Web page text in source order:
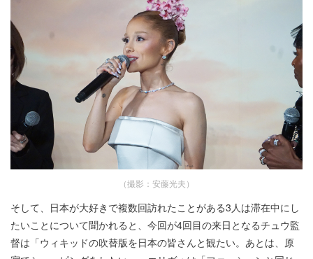
（撮影：安藤光夫）
そして、日本が大好きで複数回訪れたことがある3人は滞在中にし
たいことについて聞かれると、今回が4回目の来日となるチュウ監
督は「ウィキッドの吹替版を日本の皆さんと観たい。あとは、原